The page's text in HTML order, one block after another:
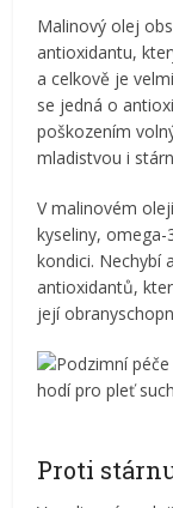
Malinový olej
antioxidantu,
a celkově je
se jedná o
poškozením
mladistvou i
V malinovém
kyseliny,
kondici. Nechybí
antioxidantů,
její
Proti